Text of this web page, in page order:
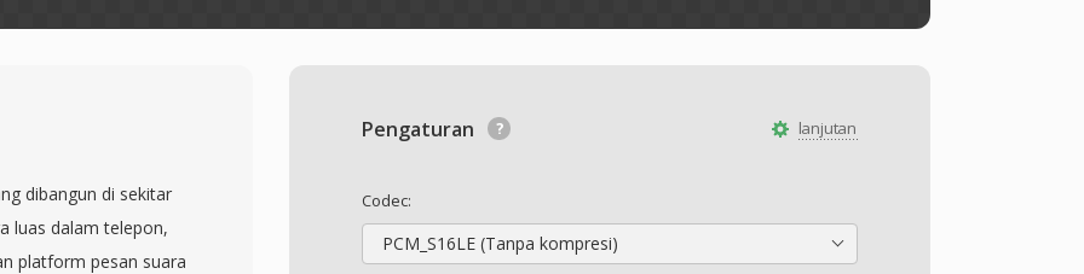
lanjutan
Pengaturan
Codec:
PCM_S16LE (Tanpa kompresi)
dibangun di sekitar
luas dalam telepon,
platform pesan suara